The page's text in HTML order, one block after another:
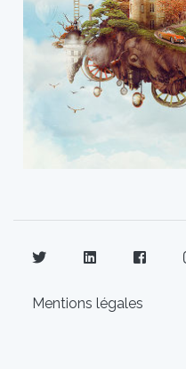
Mentions légales